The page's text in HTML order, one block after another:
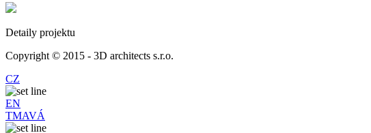
Detaily projektu
Copyright © 2015 - 3D architects s.r.o.
CZ
EN
TMAVÁ